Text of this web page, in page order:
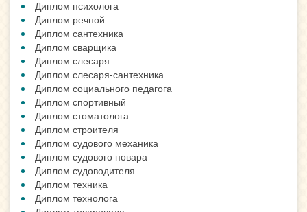
Диплом психолога
Диплом речной
Диплом сантехника
Диплом сварщика
Диплом слесаря
Диплом слесаря-сантехника
Диплом социального педагога
Диплом спортивный
Диплом стоматолога
Диплом строителя
Диплом судового механика
Диплом судового повара
Диплом судоводителя
Диплом техника
Диплом технолога